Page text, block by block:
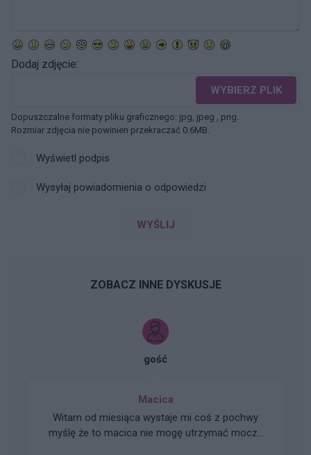
Dodaj zdjęcie:
WYBIERZ PLIK
Dopuszczalne formaty pliku graficznego: jpg, jpeg , png.
Rozmiar zdjęcia nie powinien przekraczać 0.6MB.
Wyświetl podpis
Wysyłaj powiadomienia o odpowiedzi
WYŚLIJ
ZOBACZ INNE DYSKUSJE
gość
Macica
Witam od miesiąca wystaje mi coś z pochwy
myślę że to macica nie mogę utrzymać moczu